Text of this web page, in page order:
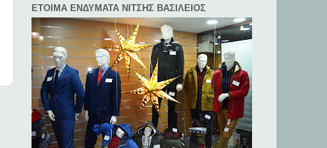
ΕΤΟΙΜΑ ΕΝΔΥΜΑΤΑ ΝΙΤΣΗΣ ΒΑΣΙΛΕΙΟΣ